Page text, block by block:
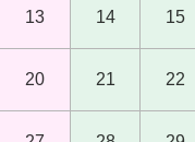
13 14 15
20 21 22